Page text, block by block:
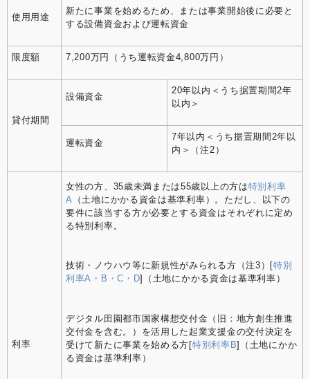
使用用途
新たに事業を始めるため、または事業開始後に必要と
する設備資金および運転資金
限度額 7,200万円（うち運転資金4,800万円）
貸付期間
設備資金
20年以内＜うち据置期間2年
以内＞
運転資金
7年以内＜うち据置期間2年以
内＞（注2）
利率
女性の方、35歳未満または55歳以上の方は特別利率
A （土地にかかる資金は基準利率）。ただし、以下の
要件に該当する方が必要とする資金はそれぞれに定め
る特別利率。
技術・ノウハウ等に新規性がみられる方（注3）[特別
利率A・B・C・D]（土地にかかる資金は基準利率）
デジタル田園都市国家構想交付金（旧：地方創生推進
交付金を含む。）を活用した起業支援金の交付決定を
受けて新たに事業を始める方[特別利率B]（土地にかか
る資金は基準利率）